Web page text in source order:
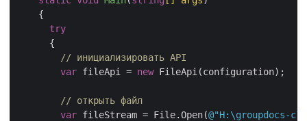
    {
try
      {
// инициализировать API
var fileApi = new FileApi(configuration);
// открыть файл
var fileStream = File.Open(@"H:\groupdocs-